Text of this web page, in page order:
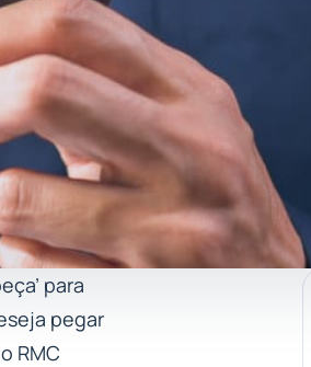
para
pegar
RMC